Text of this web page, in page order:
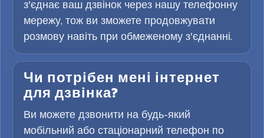
з'єднає ваш дзвінок через нашу телефонну
мережу, тож ви зможете продовжувати
розмову навіть при обмеженому з'єднанні.
Чи потрібен мені інтернет
для дзвінка?
Ви можете дзвонити на будь-який
мобільний або стаціонарний телефон по